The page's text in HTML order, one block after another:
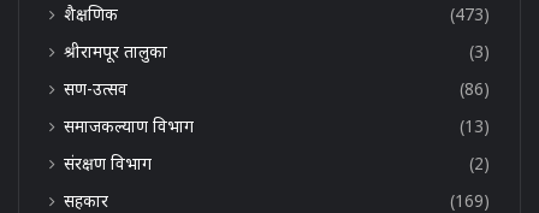
शैक्षणिक
(473)
श्रीरामपूर तालुका
(3)
सण-उत्सव
(86)
समाजकल्याण विभाग
(13)
संरक्षण विभाग
(2)
सहकार
(169)